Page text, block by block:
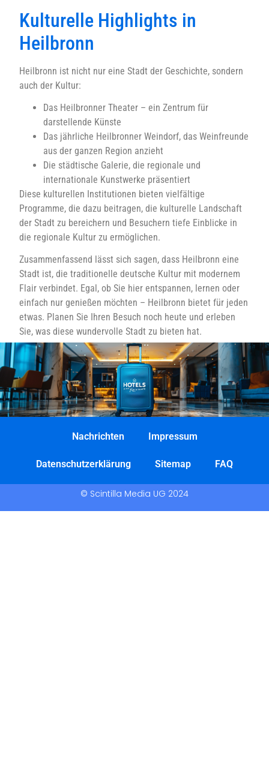
Kulturelle Highlights in
Heilbronn
Heilbronn ist nicht nur eine Stadt der Geschichte, sondern
auch der Kultur:
Das Heilbronner Theater – ein Zentrum für
darstellende Künste
Das jährliche Heilbronner Weindorf, das Weinfreunde
aus der ganzen Region anzieht
Die städtische Galerie, die regionale und
internationale Kunstwerke präsentiert
Diese kulturellen Institutionen bieten vielfältige
Programme, die dazu beitragen, die kulturelle Landschaft
der Stadt zu bereichern und Besuchern tiefe Einblicke in
die regionale Kultur zu ermöglichen.
Zusammenfassend lässt sich sagen, dass Heilbronn eine
Stadt ist, die traditionelle deutsche Kultur mit modernem
Flair verbindet. Egal, ob Sie hier entspannen, lernen oder
einfach nur genießen möchten – Heilbronn bietet für jeden
etwas. Planen Sie Ihren Besuch noch heute und erleben
Sie, was diese wundervolle Stadt zu bieten hat.
Nachrichten Impressum
Datenschutzerklärung Sitemap FAQ
© Scintilla Media UG 2024